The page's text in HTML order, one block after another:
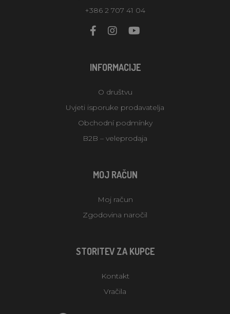
+386 2 707 41 04
INFORMACIJE
O društvu
Uvjeti isporuke prodavatelja
Obchodní podmínky
B2B – veleprodaja
MOJ RAČUN
Moj račun
Zgodovina naročil
STORITEV ZA KUPCE
Kontakt
Vračila